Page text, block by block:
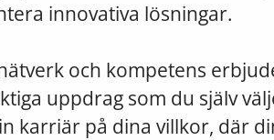
innovativa lösningar.
och kompetens
uppdrag som du själv
karriär på dina villkor, där